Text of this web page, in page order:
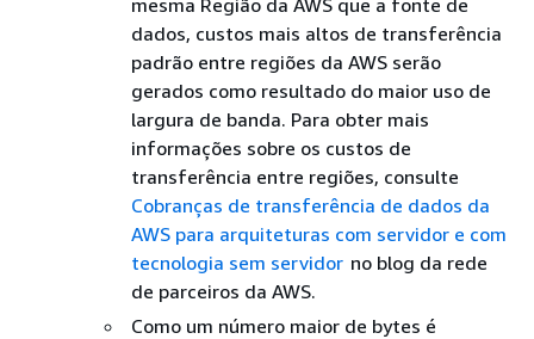
mesma Região da AWS que a fonte de
dados, custos mais altos de transferência
padrão entre regiões da AWS serão
gerados como resultado do maior uso de
largura de banda. Para obter mais
informações sobre os custos de
transferência entre regiões, consulte
Cobranças de transferência de dados da
AWS para arquiteturas com servidor e com
tecnologia sem servidor no blog da rede
de parceiros da AWS.
Como um número maior de bytes é